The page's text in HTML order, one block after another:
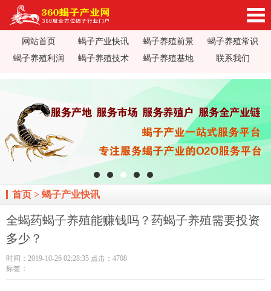
360蝎子养殖产业网_蝎子养殖技术视频_蝎子养
治_全蝎药方价值加工_蝎子养殖场基地加盟
网站首页 蝎子产业快讯 蝎子养殖前景
蝎子养殖常识
蝎子养殖利润
蝎子养殖技术 蝎子养殖基地 联系我们
首页 > 蝎子产业快讯
全蝎药蝎子养殖能赚钱吗？药蝎子养殖需要投资
多少？
时间：2019-10-26 02:28:35 点击：4708
标签：